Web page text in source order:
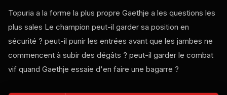
Topuria a la forme la plus propre Gaethje a les questions les
plus sales Le champion peut-il garder sa position en
sécurité ? peut-il punir les entrées avant que les jambes ne
commencent à subir des dégâts ? peut-il garder le combat
vif quand Gaethje essaie d'en faire une bagarre ?